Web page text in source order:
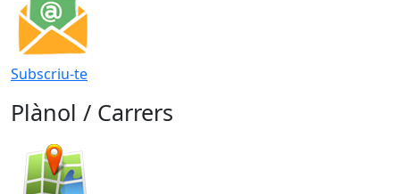
Subscriu-te
Plànol / Carrers